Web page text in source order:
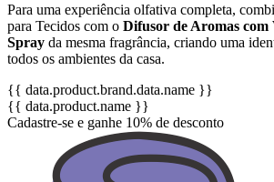
Para uma experiência olfativa completa,
para Tecidos com o Difusor de Aromas com
Spray da mesma fragrância, criando uma
todos os ambientes da casa.
{{ data.product.brand.data.name }}
{{ data.product.name }}
Cadastre-se e ganhe 10% de desconto